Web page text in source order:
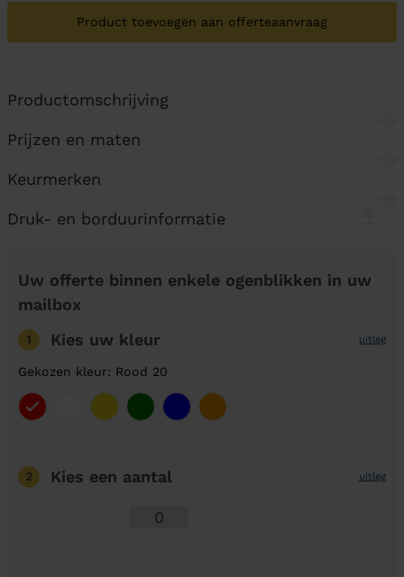
Product toevoegen aan offerteaanvraag
Productomschrijving
Prijzen en maten
Keurmerken
Druk- en borduurinformatie
Uw offerte binnen enkele ogenblikken in uw
mailbox
1 Kies uw kleur uitleg
Gekozen kleur: Rood 20
2 Kies een aantal uitleg